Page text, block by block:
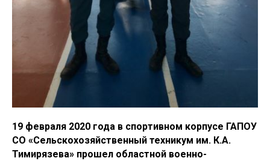
19 февраля 2020 года в спортивном корпусе ГАПОУ
СО «Сельскохозяйственный техникум им. К.А.
Тимирязева» прошел областной военно-